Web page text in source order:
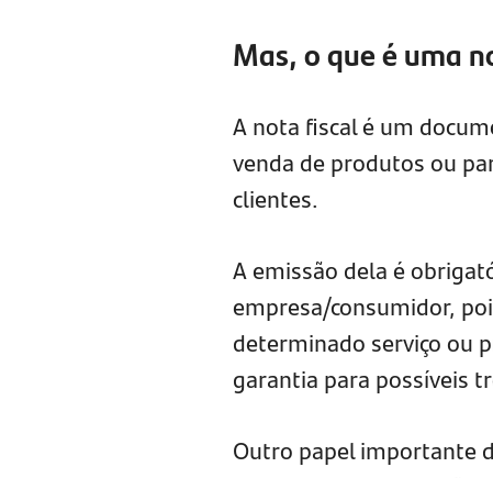
Mas, o que é uma
A nota fiscal é um
venda de produtos ou
clientes.
A emissão dela é
empresa/consumidor,
determinado serviço ou
garantia para possíveis
Outro papel importante